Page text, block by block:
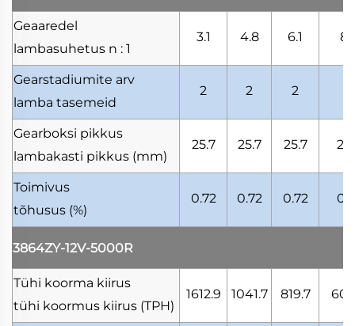
Geaaredel
lambasuhetus n : 1
3.1 4.8 6.1
Gearstadiumite arv
lamba tasemeid
2 2 2
Gearboksi pikkus
lambakasti pikkus (mm)
25.7 25.7 25.7
Toimivus
tõhusus (%)
0.72 0.72 0.72
3864ZY-12V-5000R
Tühi koorma kiirus
tühi koormus kiirus (TPH)
1612.9 1041.7 819.7